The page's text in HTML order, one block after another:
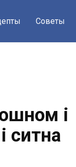
Советы
і
ситна